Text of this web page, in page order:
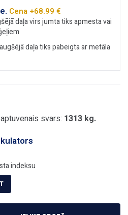
Cena +68.99 €
daļa virs jumta tiks apmesta vai
daļa tiks pabeigta ar metāla
aptuvenais svars: 1313 kg.
indeksu